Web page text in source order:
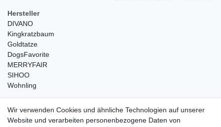
Hersteller
DIVANO
Kingkratzbaum
Goldtatze
DogsFavorite
MERRYFAIR
SIHOO
Wohnling
weitere Shops
traumlampen- Lampen und Kronleuchter
Wir verwenden Cookies und ähnliche Technologien auf unserer
Website und verarbeiten personenbezogene Daten von